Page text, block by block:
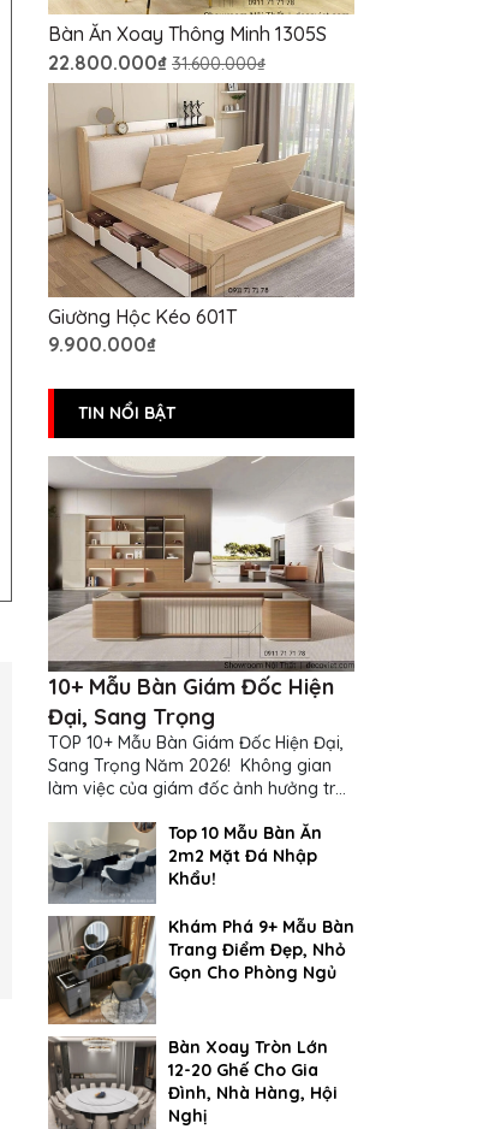
Bàn Ăn Xoay Thông Minh 1305S
22.800.000₫ 31.600.000₫
Giường Hộc Kéo 601T
9.900.000₫
TIN NỔI BẬT
10+ Mẫu Bàn Giám Đốc Hiện
Đại, Sang Trọng
TOP 10+ Mẫu Bàn Giám Đốc Hiện Đại,
Sang Trọng Năm 2026! Không gian
làm việc của giám đốc ảnh hưởng trực
Top 10 Mẫu Bàn Ăn
2m2 Mặt Đá Nhập
Khẩu!
Khám Phá 9+ Mẫu Bàn
Trang Điểm Đẹp, Nhỏ
Gọn Cho Phòng Ngủ
Bàn Xoay Tròn Lớn
12-20 Ghế Cho Gia
Đình, Nhà Hàng, Hội
Nghị